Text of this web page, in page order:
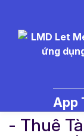
App
- Thuê